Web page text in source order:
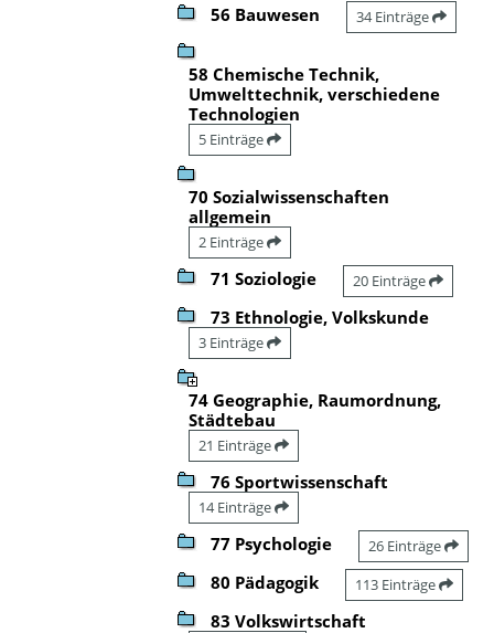
56 Bauwesen 34 Einträge
58 Chemische Technik,
Umwelttechnik, verschiedene
Technologien
5 Einträge
70 Sozialwissenschaften
allgemein
2 Einträge
71 Soziologie 20 Einträge
73 Ethnologie, Volkskunde
3 Einträge
74 Geographie, Raumordnung,
Städtebau
21 Einträge
76 Sportwissenschaft
14 Einträge
77 Psychologie 26 Einträge
80 Pädagogik 113 Einträge
83 Volkswirtschaft